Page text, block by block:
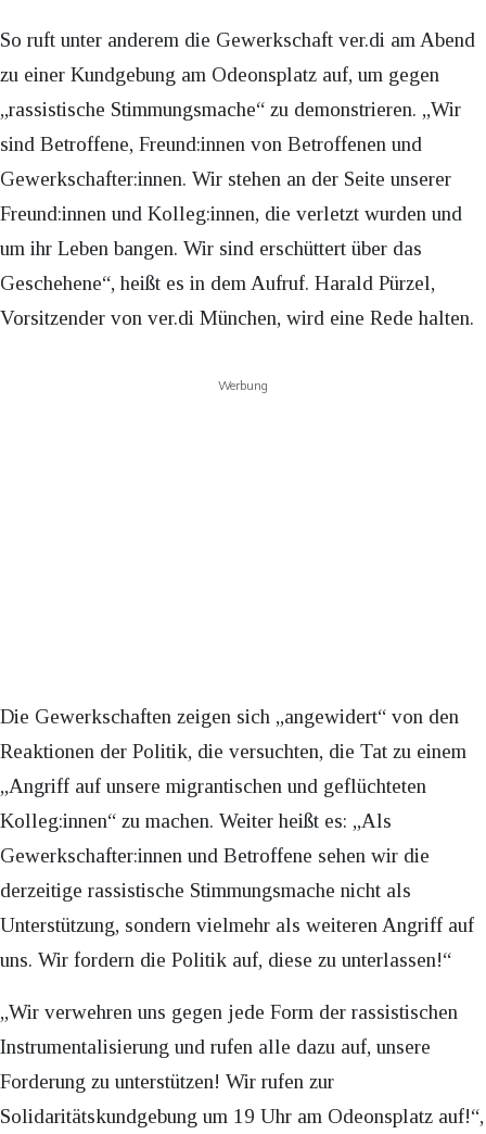
So ruft unter anderem die Gewerkschaft ver.di am Abend
zu einer Kundgebung am Odeonsplatz auf, um gegen
„rassistische Stimmungsmache“ zu demonstrieren. „Wir
sind Betroffene, Freund:innen von Betroffenen und
Gewerkschafter:innen. Wir stehen an der Seite unserer
Freund:innen und Kolleg:innen, die verletzt wurden und
um ihr Leben bangen. Wir sind erschüttert über das
Geschehene“, heißt es in dem Aufruf. Harald Pürzel,
Vorsitzender von ver.di München, wird eine Rede halten.
Werbung
Die Gewerkschaften zeigen sich „angewidert“ von den
Reaktionen der Politik, die versuchten, die Tat zu einem
„Angriff auf unsere migrantischen und geflüchteten
Kolleg:innen“ zu machen. Weiter heißt es: „Als
Gewerkschafter:innen und Betroffene sehen wir die
derzeitige rassistische Stimmungsmache nicht als
Unterstützung, sondern vielmehr als weiteren Angriff auf
uns. Wir fordern die Politik auf, diese zu unterlassen!“
„Wir verwehren uns gegen jede Form der rassistischen
Instrumentalisierung und rufen alle dazu auf, unsere
Forderung zu unterstützen! Wir rufen zur
Solidaritätskundgebung um 19 Uhr am Odeonsplatz auf!“,